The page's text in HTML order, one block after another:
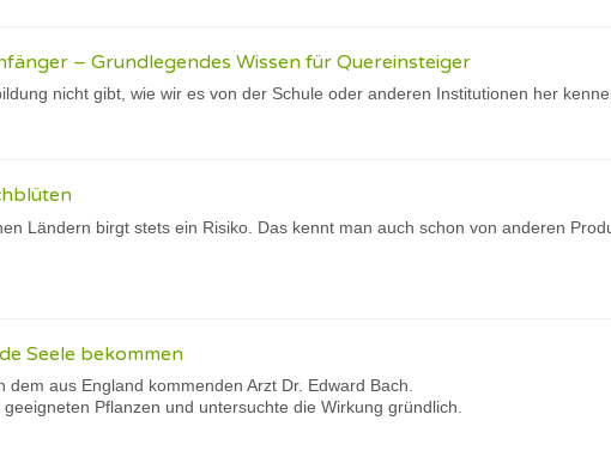
– Grundlegendes Wissen für Quereinsteiger
nicht gibt, wie wir es von der Schule oder anderen Institutionen her
Ländern birgt stets ein Risiko. Das kennt man auch schon von anderen
Seele bekommen
aus England kommenden Arzt Dr. Edward Bach.
Pflanzen und untersuchte die Wirkung gründlich.